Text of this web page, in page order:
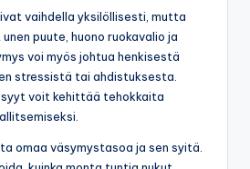
vaihdella yksilöllisesti, mutta
puute, huono ruokavalio ja
voi myös johtua henkisestä
stressistä tai ahdistuksesta.
syyt voit kehittää tehokkaita
omaa väsymystasoa ja sen syitä.